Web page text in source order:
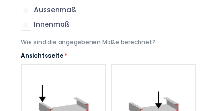
Aussenmaß
Innenmaß
Wie sind die angegebenen Maße berechnet?
Ansichtsseite*